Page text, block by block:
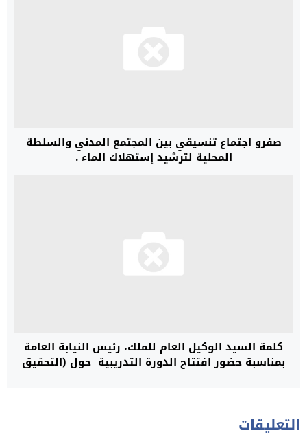
صفرو اجتماع تنسيقي بين المجتمع المدني والسلطة
المحلية لترشيد إستهلاك الماء .
كلمة السيد الوكيل العام للملك، رئيس النيابة العامة
بمناسبة حضور افتتاح الدورة التدريبية حول (التحقيق
التعليقات